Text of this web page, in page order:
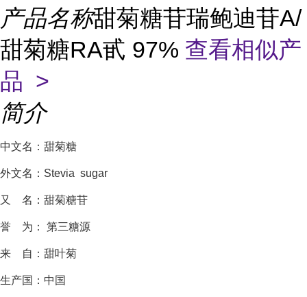
产品名称甜菊糖苷瑞鲍迪苷A/
甜菊糖RA甙 97% 查看相似产
品 >
简介
中文名：甜菊糖
外文名：Stevia sugar
又 名：甜菊糖苷
誉 为： 第三糖源
来 自：甜叶菊
生产国：中国